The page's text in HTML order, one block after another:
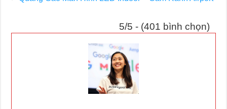
5/5 - (401 bình chọn)